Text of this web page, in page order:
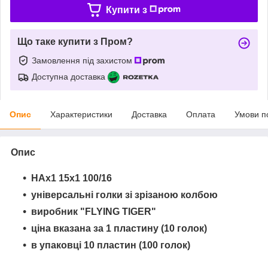
Купити з
Що таке купити з Пром?
Замовлення під захистом
Доступна доставка
Опис Характеристики Доставка Оплата Умови
Опис
HAx1 15x1 100/16
універсальні голки зі зрізаною колбою
виробник " FLYING TIGER"
ціна вказана за 1 пластину (10 голок)
в упаковці 10 пластин (100 голок)